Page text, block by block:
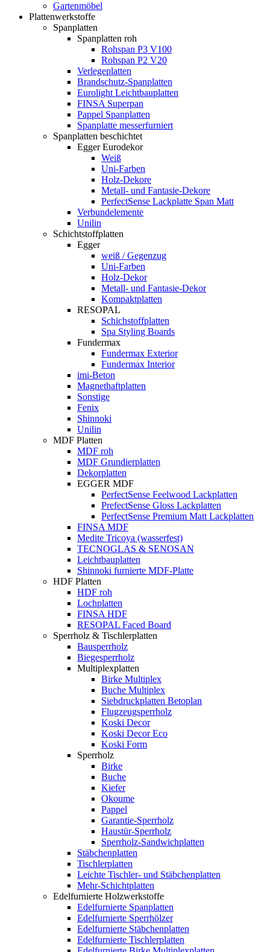
Gartenmöbel
Plattenwerkstoffe
Spanplatten
Spanplatten roh
Rohspan P3 V100
Rohspan P2 V20
Verlegeplatten
Brandschutz-Spanplatten
Eurolight Leichtbauplatten
FINSA Superpan
Pappel Spanplatten
Spanplatte messerfurniert
Spanplatten beschichtet
Egger Eurodekor
Weiß
Uni-Farben
Holz-Dekore
Metall- und Fantasie-Dekore
PerfectSense Lackplatte Span Matt
Verbundelemente
Unilin
Schichtstoffplatten
Egger
weiß / Gegenzug
Uni-Farben
Holz-Dekor
Metall- und Fantasie-Dekor
Kompaktplatten
RESOPAL
Schichstoffplatten
Spa Styling Boards
Fundermax
Fundermax Exterior
Fundermax Interior
imi-Beton
Magnethaftplatten
Sonstige
Fenix
Shinnoki
Unilin
MDF Platten
MDF roh
MDF Grundierplatten
Dekorplatten
EGGER MDF
PerfectSense Feelwood Lackplatten
PrefectSense Gloss Lackplatten
PerfectSense Premium Matt Lackplatten
FINSA MDF
Medite Tricoya (wasserfest)
TECNOGLAS & SENOSAN
Leichtbauplatten
Shinnoki furnierte MDF-Platte
HDF Platten
HDF roh
Lochplatten
FINSA HDF
RESOPAL Faced Board
Sperrholz & Tischlerplatten
Bausperrholz
Biegesperrholz
Multiplexplatten
Birke Multiplex
Buche Multiplex
Siebdruckplatten Betoplan
Flugzeugsperrholz
Koski Decor
Koski Decor Eco
Koski Form
Sperrholz
Birke
Buche
Kiefer
Okoume
Pappel
Garantie-Sperrholz
Haustür-Sperrholz
Sperrholz-Sandwichplatten
Stäbchenplatten
Tischlerplatten
Leichte Tischler- und Stäbchenplatten
Mehr-Schichtplatten
Edelfurnierte Holzwerkstoffe
Edelfurnierte Spanplatten
Edelfurnierte Sperrhölzer
Edelfurnierte Stäbchenplatten
Edelfurnierte Tischlerplatten